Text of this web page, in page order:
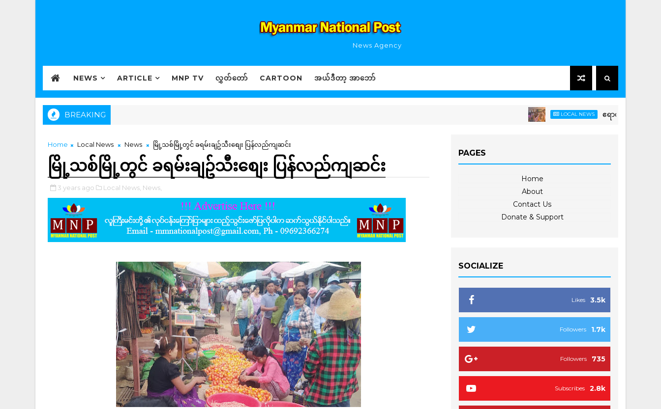
News Agency
NEWS ARTICLE MNP TV လွှတ်တော် CARTOON အယ်ဒီတာ့ အာဘော်
BREAKING LOCAL NEWS ဧရာဝတီမြစ်ဆုံ-မြစ်ညာမြ
Home Local News News မြို့သစ်မြို့တွင် ခရမ်းချဥ်သီးစျေး ပြန်လည်ကျဆင်း
မြို့သစ်မြို့တွင် ခရမ်းချဥ်သီးစျေး ပြန်လည်ကျဆင်း
3 years ago Local News, News,
PAGES
Home
About
Contact Us
Donate & Support
SOCIALIZE
3.5k
Likes
1.7k
Followers
735
Followers
2.8k
Subscribes